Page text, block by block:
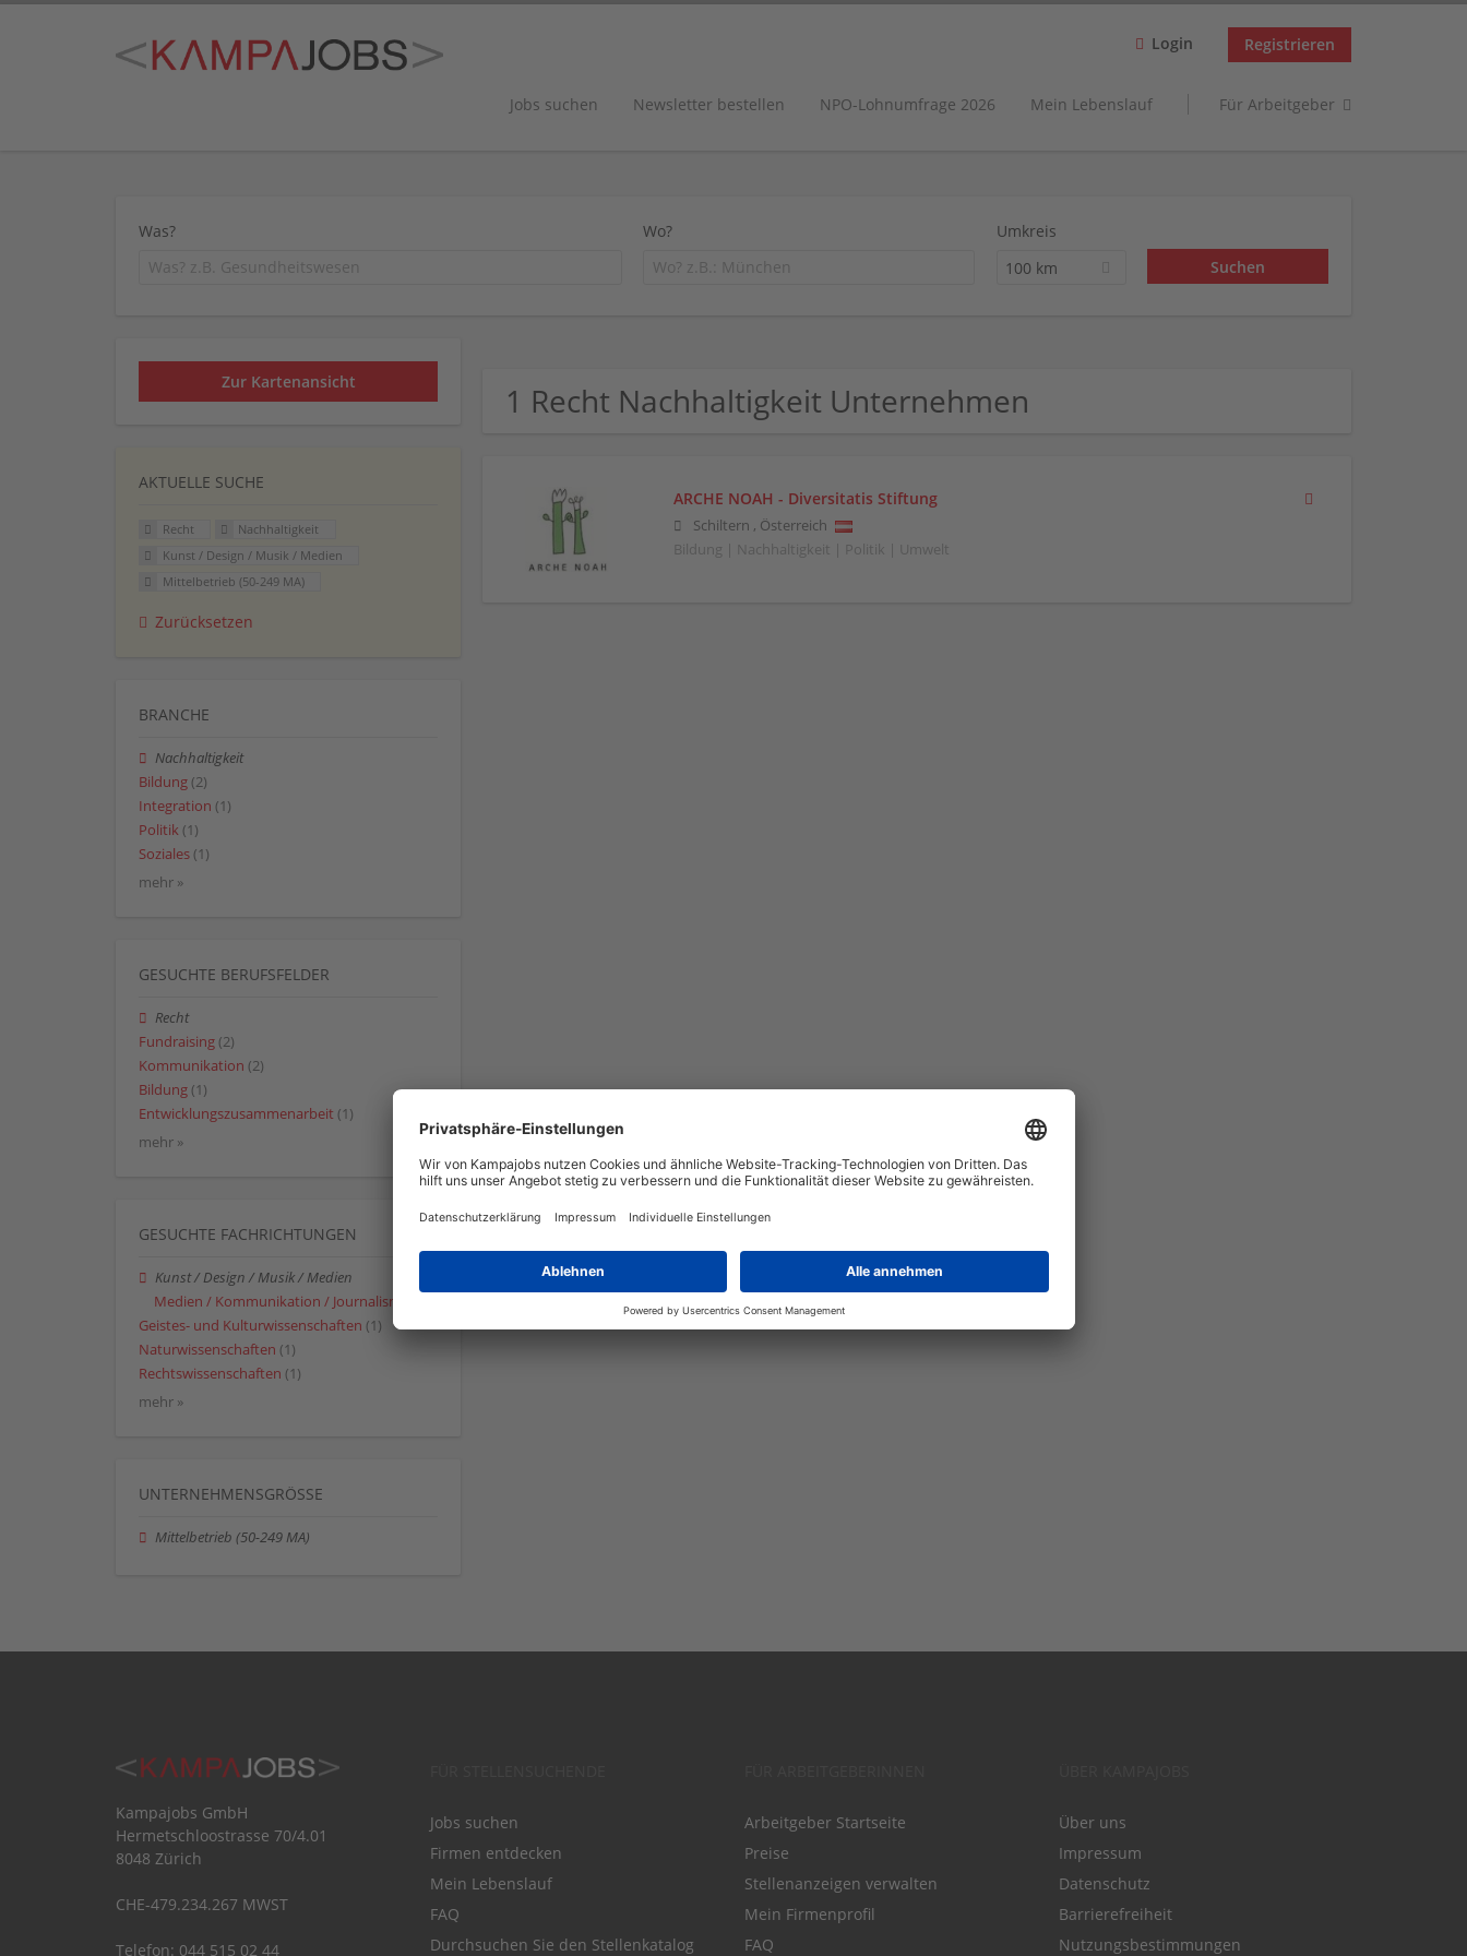
Login Registrieren
Jobs suchen Newsletter bestellen NPO-Lohnumfrage 2026 Mein Lebenslauf Für Arbeitgeber
Was? Wo?
Umkreis
100 km
1 Recht Nachhaltigkeit Unternehmen
ARCHE NOAH - Diversitatis Stiftung
Schiltern , Österreich
Bildung | Nachhaltigkeit | Politik | Umwelt
Zur Kartenansicht
AKTUELLE SUCHE
Recht
Nachhaltigkeit
Kunst / Design / Musik / Medien
Mittelbetrieb (50-249 MA)
Zurücksetzen
BRANCHE
Nachhaltigkeit
Bildung (2)
Integration (1)
Politik (1)
Soziales (1)
mehr »
GESUCHTE BERUFSFELDER
Recht
Fundraising (2)
Kommunikation (2)
Bildung (1)
Entwicklungszusammenarbeit (1)
mehr »
GESUCHTE FACHRICHTUNGEN
Kunst / Design / Musik / Medien
Medien / Kommunikation / Journalismus
Geistes- und Kulturwissenschaften (1)
Naturwissenschaften (1)
Rechtswissenschaften (1)
mehr »
UNTERNEHMENSGRÖSSE
Mittelbetrieb (50-249 MA)
Kampajobs GmbH
Hermetschloostrasse 70/4.01
8048 Zürich
CHE-479.234.267 MWST
Telefon: 044 515 02 44
Jobs suchen
Firmen entdecken
Mein Lebenslauf
FAQ
Durchsuchen Sie den Stellenkatalog
Arbeitgeber Startseite
Preise
Stellenanzeigen verwalten
Mein Firmenprofil
FAQ
Über uns
Impressum
Datenschutz
Barrierefreiheit
Nutzungsbestimmungen